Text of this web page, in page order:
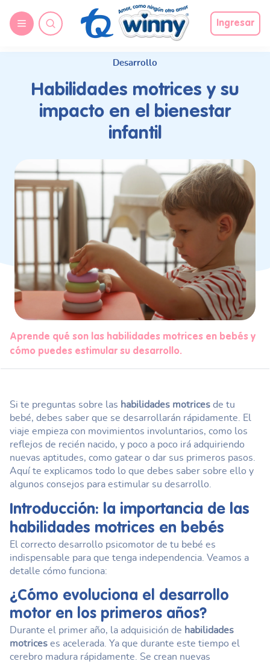
Ingresar
Desarrollo
Habilidades motrices y su
impacto en el bienestar
infantil
Aprende qué son las habilidades motrices en bebés y
cómo puedes estimular su desarrollo.
Si te preguntas sobre las habilidades motrices de tu
bebé, debes saber que se desarrollarán rápidamente. El
viaje empieza con movimientos involuntarios, como los
reflejos de recién nacido, y poco a poco irá adquiriendo
nuevas aptitudes, como gatear o dar sus primeros pasos.
Aquí te explicamos todo lo que debes saber sobre ello y
algunos consejos para estimular su desarrollo.
Introducción: la importancia de las
habilidades motrices en bebés
El correcto desarrollo psicomotor de tu bebé es
indispensable para que tenga independencia. Veamos a
detalle cómo funciona:
¿Cómo evoluciona el desarrollo
motor en los primeros años?
Durante el primer año, la adquisición de habilidades
motrices es acelerada. Ya que durante este tiempo el
cerebro madura rápidamente. Se crean nuevas